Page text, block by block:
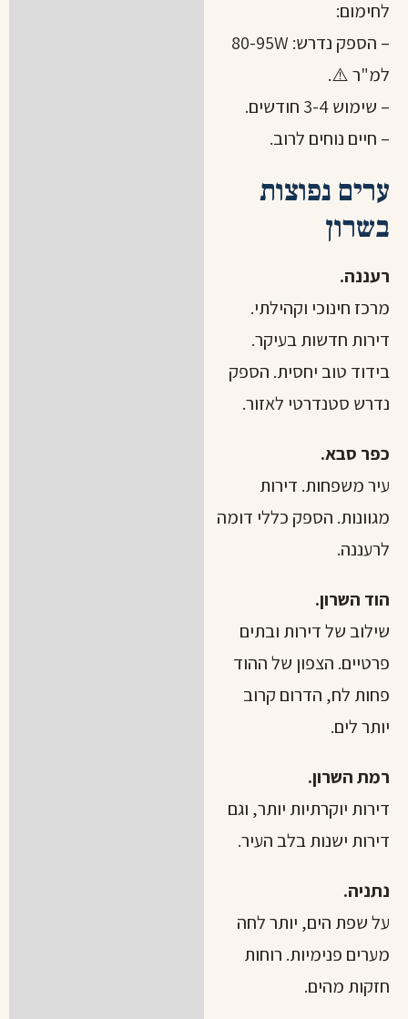
לחימום:
– הספק נדרש: 80-95W
למ"ר ⚠️.
– שימוש 3-4 חודשים.
– חיים נוחים לרוב.
ערים נפוצות
בשרון
רעננה.
מרכז חינוכי וקהילתי.
דירות חדשות בעיקר.
בידוד טוב יחסית. הספק
נדרש סטנדרטי לאזור.
כפר סבא.
עיר משפחות. דירות
מגוונות. הספק כללי דומה
לרעננה.
הוד השרון.
שילוב של דירות ובתים
פרטיים. הצפון של ההוד
פחות לח, הדרום קרוב
יותר לים.
רמת השרון.
דירות יוקרתיות יותר, וגם
דירות ישנות בלב העיר.
נתניה.
על שפת הים, יותר לחה
מערים פנימיות. רוחות
חזקות מהים.